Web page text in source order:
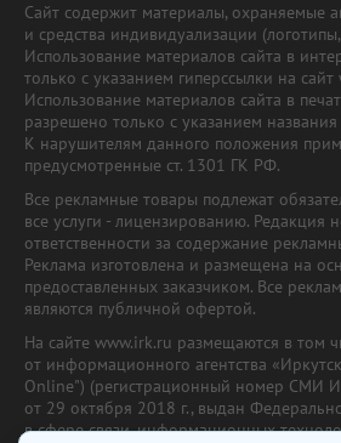
Сайт содержит материалы, охраняемые
и средства индивидуализации
Использование материалов сайта в
только с указанием гиперссылки на
Использование материалов сайта в
разрешено только с указанием
К нарушителям данного положения
предусмотренные ст. 1301 ГК РФ.
Все рекламные товары подлежат
все услуги - лицензированию. Редакция
ответственности за содержание
Реклама изготовлена и размещена на
предоставленных заказчиком. Все
являются публичной офертой.
На сайте www.irk.ru размещаются в том
от информационного агентства
Online") (регистрационный номер СМИ
от 29 октября 2018 г., выдан
в сфере связи, информационных